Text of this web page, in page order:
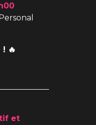
00
🔥
et